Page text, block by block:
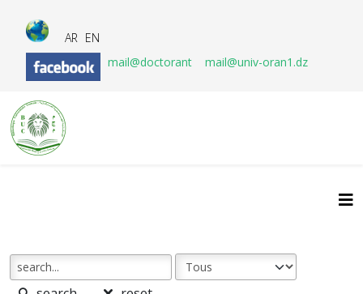
AR EN
mail@doctorant
mail@univ-oran1.dz